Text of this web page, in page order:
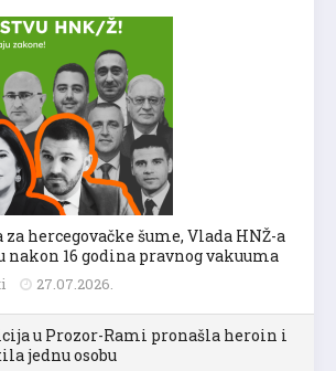
hercegovačke šume, Vlada HNŽ-a
nakon 16 godina pravnog vakuuma
27.07.2026.
u Prozor-Rami pronašla heroin i
jednu osobu